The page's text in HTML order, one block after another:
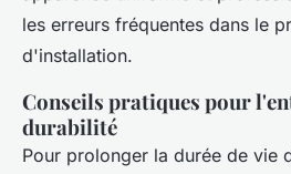
les erreurs fréquentes dans le
d'installation.
Conseils pratiques pour
durabilité
Pour prolonger la durée de vie